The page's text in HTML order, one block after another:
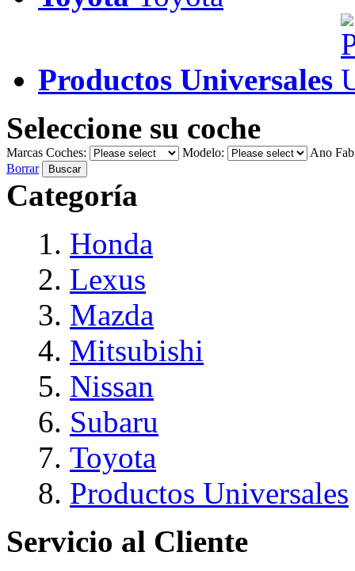
Productos Universales
Seleccione su coche
Marcas Coches: Modelo:
Ano
Borrar
Buscar
Categoría
Honda
Lexus
Mazda
Mitsubishi
Nissan
Subaru
Toyota
Productos Universales
Servicio al Cliente